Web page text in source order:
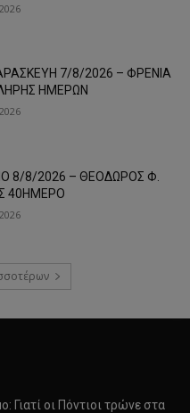
7/8/2026 – ΦΡΕΝΙΑ
ΗΜΕΡΩΝ
8/8/2026 – ΘΕΟΔΩΡΟΣ Φ.
40ΗΜΕΡΟ
Γιατί οι Πόντιοι τρώνε στα